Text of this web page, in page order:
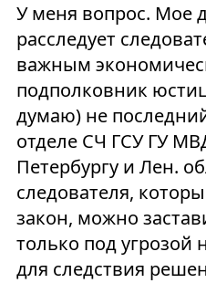
У меня вопрос. Мое
расследует
важным
подполковник
думаю) не
отделе СЧ ГСУ ГУ
Петербургу и Лен.
следователя,
закон, можно
только под угрозой
для следствия